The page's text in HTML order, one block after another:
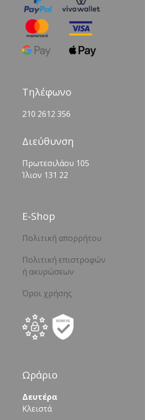
Τηλέφωνο
210 2612 356
Διεύθυνση
Πρωτεσιλάου 105
Ίλιον 131 22
Ε-Shop
Πολιτική απορρήτου
Πολιτική επιστροφών
ή ακυρώσεων
Όροι χρήσης
Ωράριο
Δευτέρα
Κλειστά